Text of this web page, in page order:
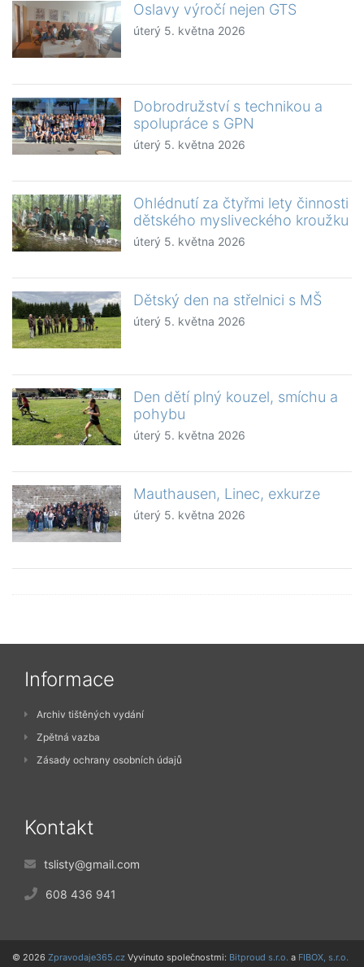
Oslavy výročí nejen GTS
úterý 5. května 2026
Dobrodružství s technikou a
spolupráce s GPN
úterý 5. května 2026
Ohlédnutí za čtyřmi lety činnosti
dětského mysliveckého kroužku
úterý 5. května 2026
Dětský den na střelnici s MŠ
úterý 5. května 2026
Den dětí plný kouzel, smíchu a
pohybu
úterý 5. května 2026
Mauthausen, Linec, exkurze
úterý 5. května 2026
Informace
Archiv tištěných vydání
Zpětná vazba
Zásady ochrany osobních údajů
Kontakt
tslisty@gmail.com
608 436 941
© 2026 Zpravodaje365.cz Vyvinuto společnostmi: Bitproud s.r.o. a FIBOX, s.r.o.